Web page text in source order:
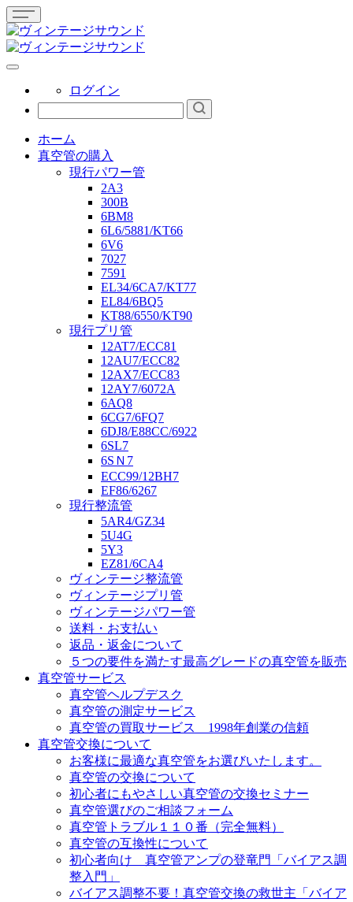
ログイン
ホーム
真空管の購入
現行パワー管
2A3
300B
6BM8
6L6/5881/KT66
6V6
7027
7591
EL34/6CA7/KT77
EL84/6BQ5
KT88/6550/KT90
現行プリ管
12AT7/ECC81
12AU7/ECC82
12AX7/ECC83
12AY7/6072A
6AQ8
6CG7/6FQ7
6DJ8/E88CC/6922
6SL7
6SＮ7
ECC99/12BH7
EF86/6267
現行整流管
5AR4/GZ34
5U4G
5Y3
EZ81/6CA4
ヴィンテージ整流管
ヴィンテージプリ管
ヴィンテージパワー管
送料・お支払い
返品・返金について
５つの要件を満たす最高グレードの真空管を販売
真空管サービス
真空管ヘルプデスク
真空管の測定サービス
真空管の買取サービス 1998年創業の信頼
真空管交換について
お客様に最適な真空管をお選びいたします。
真空管の交換について
初心者にもやさしい真空管の交換セミナー
真空管選びのご相談フォーム
真空管トラブル１１０番（完全無料）
真空管の互換性について
初心者向け 真空管アンプの登竜門「バイアス調
整入門」
バイアス調整不要！真空管交換の救世主「バイア